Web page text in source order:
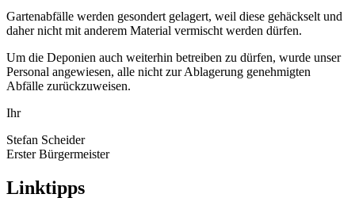
Gartenabfälle werden gesondert gelagert, weil diese gehäckselt und
daher nicht mit anderem Material vermischt werden dürfen.
Um die Deponien auch weiterhin betreiben zu dürfen, wurde unser
Personal angewiesen, alle nicht zur Ablagerung genehmigten
Abfälle zurückzuweisen.
Ihr
Stefan Scheider
Erster Bürgermeister
Linktipps